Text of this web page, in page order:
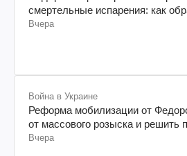
смертельные испарения: как
Вчера
Война в Украине
Реформа мобилизации от
от массового розыска и
Вчера